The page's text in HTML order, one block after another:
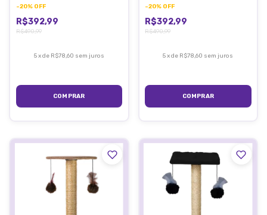
-20% OFF
R$392,99
R$490,99
5xde R$78,60 sem juros
-20% OFF
R$392,99
R$490,99
5xde R$78,60 sem juros